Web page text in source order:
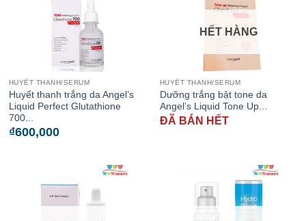
HUYẾT THANH/SERUM
Huyết thanh trắng da Angel’s
Liquid Perfect Glutathione
700...
₫600,000
HẾT HÀNG
HUYẾT THANH/SERUM
Dưỡng trắng bật tone da
Angel’s Liquid Tone Up...
ĐÃ BÁN HẾT